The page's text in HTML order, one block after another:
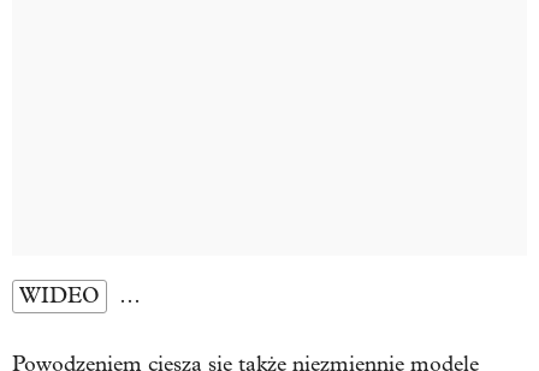
WIDEO …
Powodzeniem cieszą się także niezmiennie modele